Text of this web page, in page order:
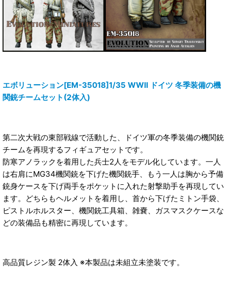
エボリューション[EM-35018]1/35 WWII ドイツ 冬季装備の機
関銃チームセット(2体入)
第二次大戦の東部戦線で活動した、ドイツ軍の冬季装備の機関銃
チームを再現するフィギュアセットです。
防寒アノラックを着用した兵士2人をモデル化しています。一人
は右肩にMG34機関銃を下げた機関銃手、もう一人は胸から予備
銃身ケースを下げ両手をポケットに入れた射撃助手を再現してい
ます。どちらもヘルメットを着用し、首から下げたミトン手袋、
ピストルホルスター、機関銃工具箱、雑嚢、ガスマスクケースな
どの装備品も精密に再現しています。
高品質レジン製 2体入 ※本製品は未組立未塗装です。